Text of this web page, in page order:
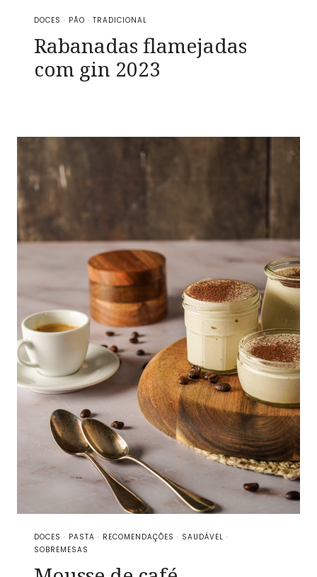
DOCES · PÃO · TRADICIONAL
Rabanadas flamejadas
com gin 2023
DOCES · PASTA · RECOMENDAÇÕES · SAUDÁVEL ·
SOBREMESAS